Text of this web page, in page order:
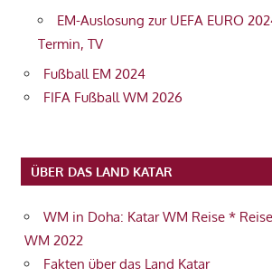
EM-Auslosung zur UEFA EURO
Termin, TV
Fußball EM 2024
FIFA Fußball WM 2026
ÜBER DAS LAND KATAR
WM in Doha: Katar WM Reise *
WM 2022
Fakten über das Land Katar